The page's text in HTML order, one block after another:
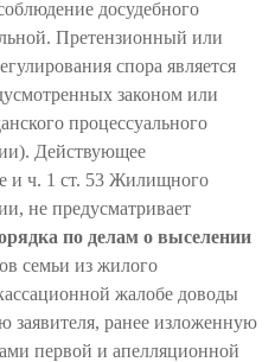
досудебного
Претензионный или
спора является
законом или
процессуального
Действующее
и ч. 1 ст. 53 Жилищного
не предусматривает
по делам о выселении
семьи из жилого
жалобе доводы
заявителя, ранее изложенную
первой и апелляционной